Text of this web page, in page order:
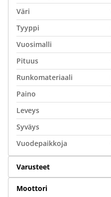
Väri
Tyyppi
Vuosimalli
Pituus
Runkomateriaali
Paino
Leveys
Syväys
Vuodepaikkoja
Varusteet
Moottori